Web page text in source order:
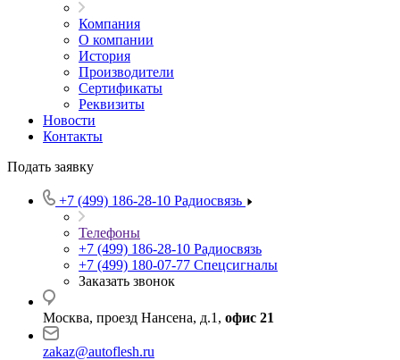
Компания
О компании
История
Производители
Сертификаты
Реквизиты
Новости
Контакты
Подать заявку
+7 (499) 186-28-10 Радиосвязь
Телефоны
+7 (499) 186-28-10 Радиосвязь
+7 (499) 180-07-77 Спецсигналы
Заказать звонок
Москва, проезд Нансена, д.1, офис 21
zakaz@autoflesh.ru